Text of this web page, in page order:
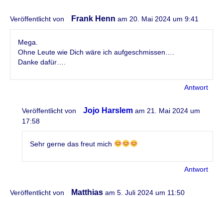
Veröffentlicht von Frank Henn am 20. Mai 2024 um 9:41
Mega.
Ohne Leute wie Dich wäre ich aufgeschmissen….
Danke dafür….
Antwort
Veröffentlicht von Jojo Harslem am 21. Mai 2024 um
17:58
Sehr gerne das freut mich
Antwort
Veröffentlicht von Matthias am 5. Juli 2024 um 11:50